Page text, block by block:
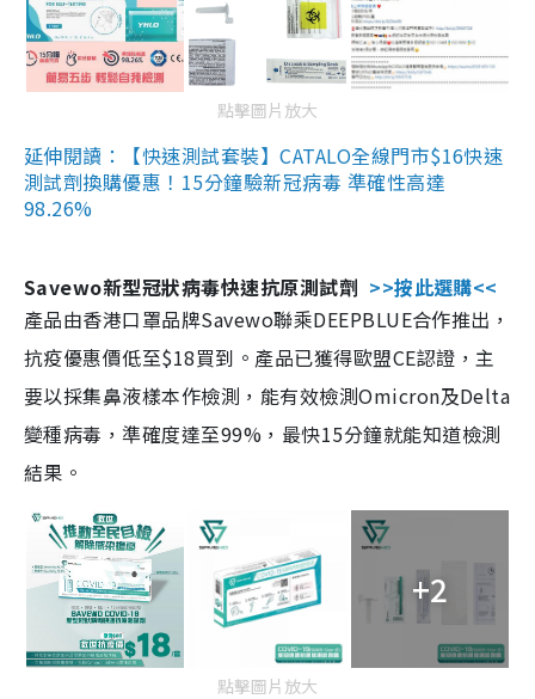
點擊圖片放大
延伸閱讀：【快速測試套裝】CATALO全線門市$16快速
測試劑換購優惠！15分鐘驗新冠病毒 準確性高達
98.26%
Savewo新型冠狀病毒快速抗原測試劑 >>按此選購<<
產品由香港口罩品牌Savewo聯乘DEEPBLUE合作推出，
抗疫優惠價低至$18買到。產品已獲得歐盟CE認證，主
要以採集鼻液樣本作檢測，能有效檢測Omicron及Delta
變種病毒，準確度達至99%，最快15分鐘就能知道檢測
結果。
+2
點擊圖片放大